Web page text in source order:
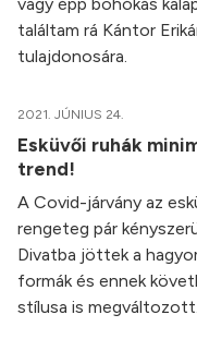
találtam rá Kántor
tulajdonosára.
2021. JÚNIUS 24.
Esküvői ruhák
trend!
A Covid-járvány az
rengeteg pár
Divatba jöttek a
formák és ennek
stílusa is megváltozott.